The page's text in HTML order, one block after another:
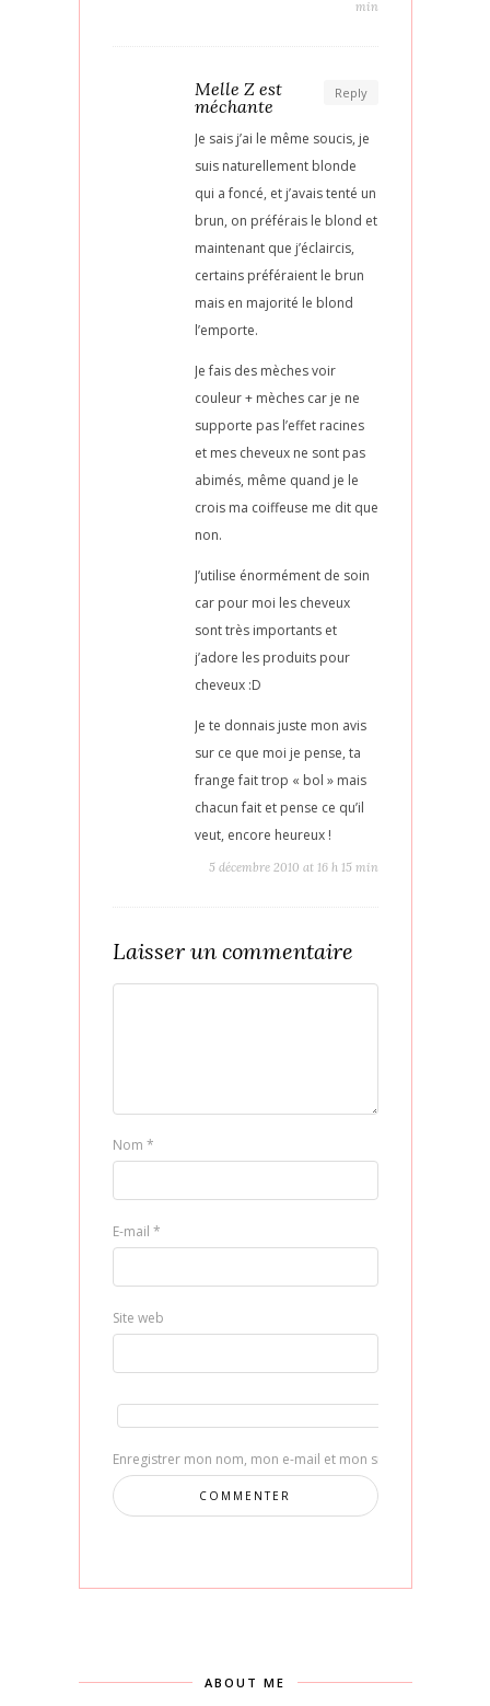
min
Reply
Melle Z est
méchante
Je sais j’ai le même soucis, je
suis naturellement blonde
qui a foncé, et j’avais tenté un
brun, on préférais le blond et
maintenant que j’éclaircis,
certains préféraient le brun
mais en majorité le blond
l’emporte.
Je fais des mèches voir
couleur + mèches car je ne
supporte pas l’effet racines
et mes cheveux ne sont pas
abimés, même quand je le
crois ma coiffeuse me dit que
non.
J’utilise énormément de soin
car pour moi les cheveux
sont très importants et
j’adore les produits pour
cheveux :D
Je te donnais juste mon avis
sur ce que moi je pense, ta
frange fait trop « bol » mais
chacun fait et pense ce qu’il
veut, encore heureux !
5 décembre 2010 at 16 h 15 min
Laisser un commentaire
Nom *
E-mail *
Site web
Enregistrer mon nom, mon e-mail et mon site dans le
ABOUT ME